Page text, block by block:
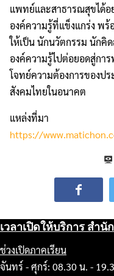
แพทย์และสาธารณสุขได้อ
องค์ความรู้ที่แข็งแกร่ง พ
ให้เป็น นักนวัตกรรม นักคิ
องค์ความรู้ไปต่อยอดสู่ก
โจทย์ความต้องการของป
สังคมไทยในอนาคต
แหล่งที่มา
https://
เวลาเปิดให้บริการ สำ
ช่วงเปิดภาคเรียน
จันทร์ - ศุกร์: 08.30 น. -